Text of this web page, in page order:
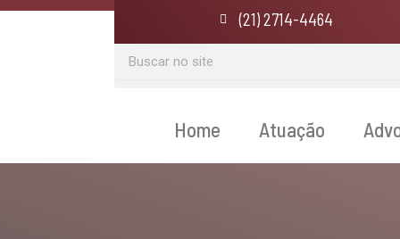
(21) 2714-4464
Home Atuação